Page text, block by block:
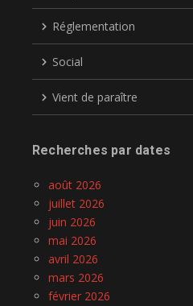
Réglementation
Social
Vient de paraître
Recherches par dates
août 2026
juillet 2026
juin 2026
mai 2026
avril 2026
mars 2026
février 2026